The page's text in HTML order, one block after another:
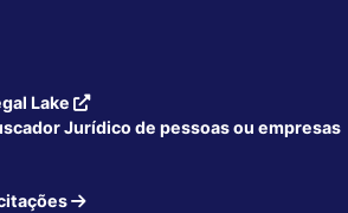
Lake
Jurídico de pessoas ou empresas